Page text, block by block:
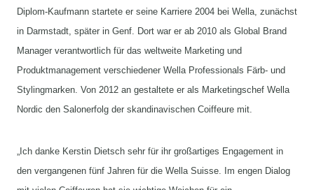
Diplom-Kaufmann startete er seine Karriere 2004 bei Wella, zunächst
in Darmstadt, später in Genf. Dort war er ab 2010 als Global Brand
Manager verantwortlich für das weltweite Marketing und
Produktmanagement verschiedener Wella Professionals Färb- und
Stylingmarken. Von 2012 an gestaltete er als Marketingschef Wella
Nordic den Salonerfolg der skandinavischen Coiffeure mit.
„Ich danke Kerstin Dietsch sehr für ihr großartiges Engagement in
den vergangenen fünf Jahren für die Wella Suisse. Im engen Dialog